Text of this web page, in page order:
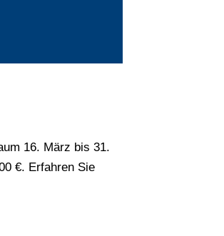
16. März bis 31.
€. Erfahren Sie